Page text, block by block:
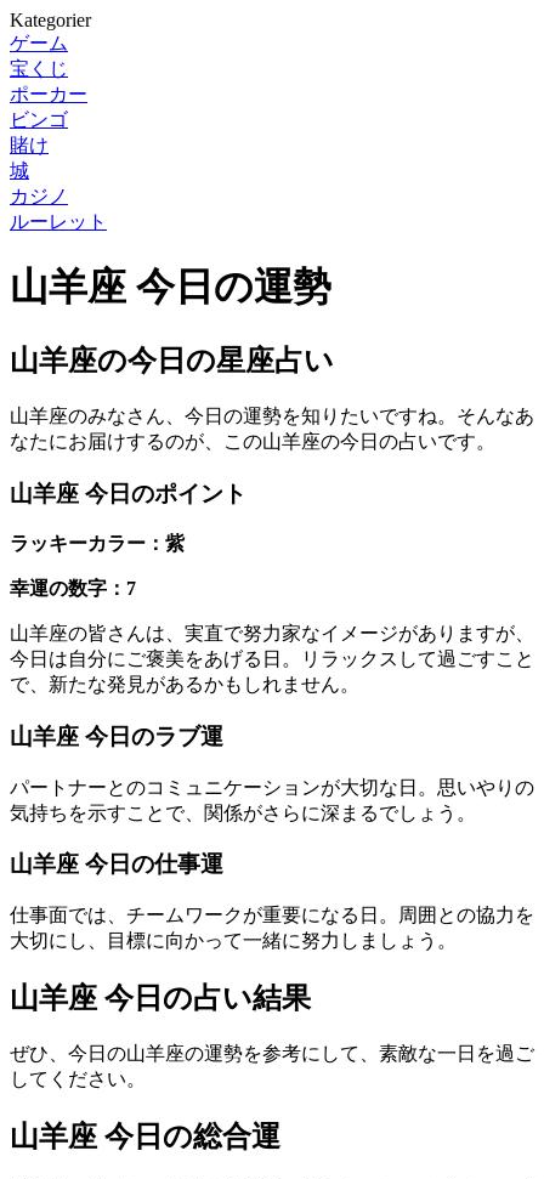
Kategorier
ゲーム
宝くじ
ポーカー
ビンゴ
賭け
城
カジノ
ルーレット
山羊座 今日の運勢
山羊座の今日の星座占い
山羊座のみなさん、今日の運勢を知りたいですね。そんなあ
なたにお届けするのが、この山羊座の今日の占いです。
山羊座 今日のポイント
ラッキーカラー：紫
幸運の数字：7
山羊座の皆さんは、実直で努力家なイメージがありますが、
今日は自分にご褒美をあげる日。リラックスして過ごすこと
で、新たな発見があるかもしれません。
山羊座 今日のラブ運
パートナーとのコミュニケーションが大切な日。思いやりの
気持ちを示すことで、関係がさらに深まるでしょう。
山羊座 今日の仕事運
仕事面では、チームワークが重要になる日。周囲との協力を
大切にし、目標に向かって一緒に努力しましょう。
山羊座 今日の占い結果
ぜひ、今日の山羊座の運勢を参考にして、素敵な一日を過ご
してください。
山羊座 今日の総合運